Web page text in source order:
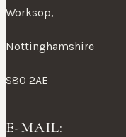
Worksop,
Nottinghamshire
S80 2AE
E-MAIL: